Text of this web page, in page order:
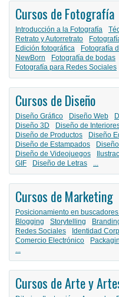
Cursos de Fotografía
Introducción a la Fotografía
Retrato y Autorretrato
Edición fotográfica
Fotografía
NewBorn
Fotografía de bodas
Fotografía para Redes Sociales
Cursos de Diseño
Diseño Gráfico Diseño Web
Diseño 3D
Diseño de
Diseño de Productos
Diseño
Diseño de Estampados
Diseño de Videojuegos
GIF
Diseño de Letras ...
Cursos de Marketing
Posicionamiento en
Blogging
Storytelling
Redes Sociales
Identidad
Comercio Electrónico
...
Cursos de Arte y